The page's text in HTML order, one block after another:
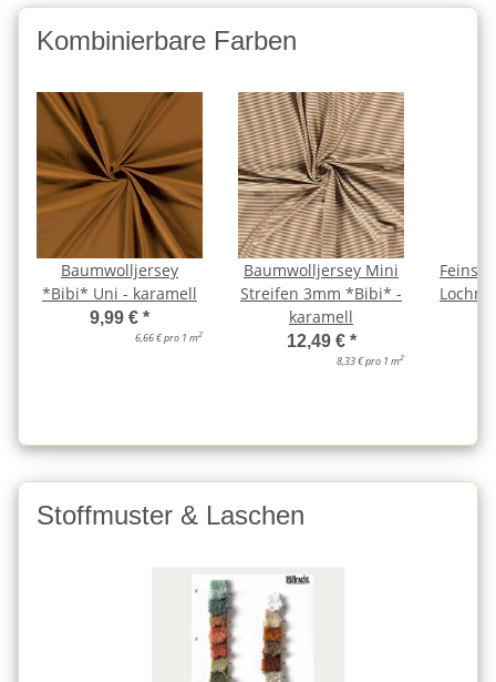
Kombinierbare Farben
Baumwolljersey
*Bibi* Uni - karamell
9,99 € *
6,66 € pro 1 m2
Baumwolljersey Mini
Streifen 3mm *Bibi* -
karamell
12,49 € *
8,33 € pro 1 m2
Stoffmuster & Laschen